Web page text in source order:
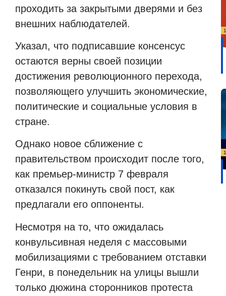
проходить за закрытыми дверями и без
внешних наблюдателей.
Указал, что подписавшие консенсус
остаются верны своей позиции
достижения революционного перехода,
позволяющего улучшить экономические,
политические и социальные условия в
стране.
Однако новое сближение с
правительством происходит после того,
как премьер-министр 7 февраля
отказался покинуть свой пост, как
предлагали его оппоненты.
Несмотря на то, что ожидалась
конвульсивная неделя с массовыми
мобилизациями с требованием отставки
Генри, в понедельник на улицы вышли
только дюжина сторонников протеста